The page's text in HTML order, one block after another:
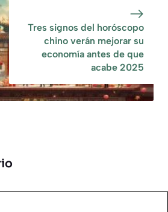
Tres signos del horóscopo
chino verán mejorar su
economía antes de que
acabe 2025